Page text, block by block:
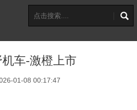
机车-激橙上市
01-08 00:17:47